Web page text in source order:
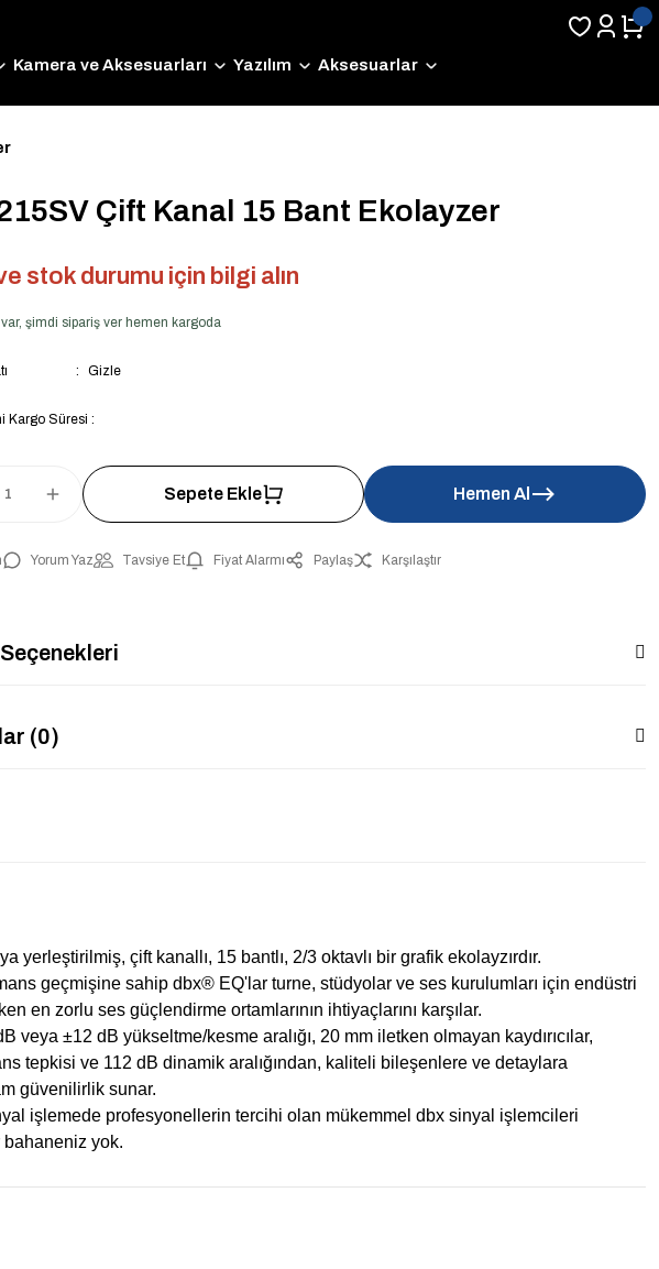
Kamera ve Aksesuarları Yazılım Aksesuarlar
Çift Kanal 15 Bant Ekolayzer
stok durumu için bilgi alın
şimdi sipariş ver hemen kargoda
Gizle
Kargo Süresi :
Sepete Ekle Hemen Al
Yorum Yaz Tavsiye Et Fiyat Alarmı Paylaş Karşılaştır
(0)
çift kanallı, 15 bantlı, 2/3 oktavlı bir grafik ekolayzırdır.
geçmişine sahip dbx® EQ'lar turne, stüdyolar ve ses kurulumları için endüstri
en zorlu ses güçlendirme ortamlarının ihtiyaçlarını karşılar.
±12 dB yükseltme/kesme aralığı, 20 mm iletken olmayan kaydırıcılar,
tepkisi ve 112 dB dinamik aralığından, kaliteli bileşenlere ve detaylara
güvenilirlik sunar.
işlemede profesyonellerin tercihi olan mükemmel dbx sinyal işlemcileri
bahaneniz yok.